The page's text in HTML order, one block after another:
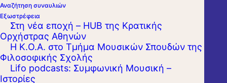
Αναζήτηση συναυλιών
Εξωστρέφεια
Στη νέα εποχή – HUB της Κρατικής
Ορχήστρας Αθηνών
Η Κ.Ο.Α. στο Τμήμα Μουσικών Σπουδών της
Φιλοσοφικής Σχολής
Lifo podcasts: Συμφωνική Μουσική –
Ιστορίες